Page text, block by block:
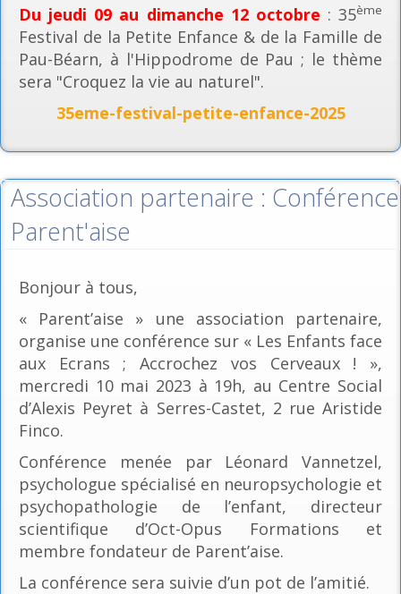
Du jeudi 09 au dimanche 12 octobre : 35ème
Festival de la Petite Enfance & de la Famille de
Pau-Béarn, à l'Hippodrome de Pau ; le thème
sera "Croquez la vie au naturel".
35eme-festival-petite-enfance-2025
Association partenaire : Conférence
Parent'aise
Bonjour à tous,
« Parent’aise » une association partenaire,
organise une conférence sur « Les Enfants face
aux Ecrans ; Accrochez vos Cerveaux ! »,
mercredi 10 mai 2023 à 19h, au Centre Social
d’Alexis Peyret à Serres-Castet, 2 rue Aristide
Finco.
Conférence menée par Léonard Vannetzel,
psychologue spécialisé en neuropsychologie et
psychopathologie de l’enfant, directeur
scientifique d’Oct-Opus Formations et
membre fondateur de Parent’aise.
La conférence sera suivie d’un pot de l’amitié.